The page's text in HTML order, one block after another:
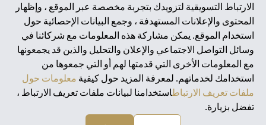
الارتباط التسويقية لتزويدك بتجربة مخصصة عبر الموقع ، وإظهار
المحتوى والإعلانات المستهدفة ، وجمع البيانات الإحصائية حول
استخدام الموقع. يمكن مشاركة هذه المعلومات مع شركائنا في
وسائل التواصل الاجتماعي والإعلان والتحليل والذين قد يجمعونها
مع المعلومات الأخرى التي قدمتها لهم أو التي جمعوها من
استخدامك لخدماتهم. لمعرفة المزيد حول كيفية معلومات حول
ملفات تعريف الارتباطاستخدامنا لبيانات ملفات تعريف الارتباط ،
تفضل بزيارة.
الإمارات في دبي، وCN-1002019لفرع أبوظبي. هاتف: 4000 311 04.
فرع سيتي بنك إن إيه - الإمارات العربية المتحدة مرخص من مصرف
الإمارات العربية المتحدة المركزي كفرع لبنك أجنبي.
سيتي بنك إن إيه الإمارات العربية المتحدة مرخص من هيئة الأوراق المالية
والسلع في الإمارات العربية المتحدة ("SCA") للقيام بالنشاط المالي لـ أ)
الاستشارات المالية والتعريف والترويج بموجب ترخيص رقم
20200000097 ب) وسيط تداول في الأسواق الدولية بموجب ترخيص